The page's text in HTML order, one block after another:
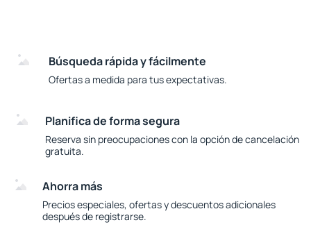
Búsqueda rápida y fácilmente
Ofertas a medida para tus expectativas.
Planifica de forma segura
Reserva sin preocupaciones con la opción de cancelación
gratuita.
Ahorra más
Precios especiales, ofertas y descuentos adicionales
después de registrarse.